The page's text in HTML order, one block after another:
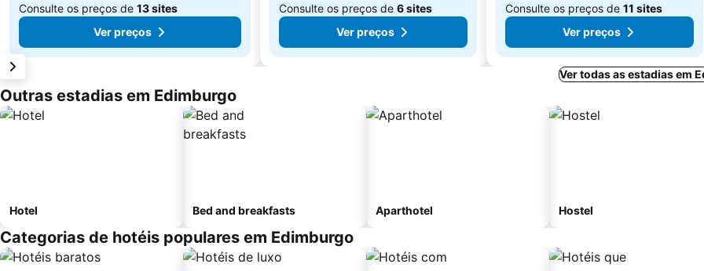
Consulte os preços de 13 sites
Ver preços
Consulte os preços de 6 sites
Ver preços
Consulte os preços de 11 sites
Ver preços
Ver todas as estadias em
Outras estadias em Edimburgo
Hotel Bed and breakfasts Aparthotel Hostel
Categorias de hotéis populares em Edimburgo